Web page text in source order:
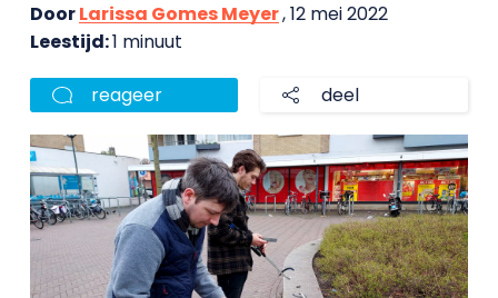
DoorLarissa Gomes Meyer, 12 mei 2022
Leestijd:1 minuut
reageer deel